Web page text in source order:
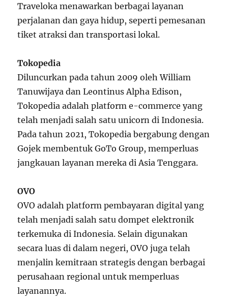
Traveloka menawarkan berbagai layanan
perjalanan dan gaya hidup, seperti pemesanan
tiket atraksi dan transportasi lokal.
Tokopedia
Diluncurkan pada tahun 2009 oleh William
Tanuwijaya dan Leontinus Alpha Edison,
Tokopedia adalah platform e-commerce yang
telah menjadi salah satu unicorn di Indonesia.
Pada tahun 2021, Tokopedia bergabung dengan
Gojek membentuk GoTo Group, memperluas
jangkauan layanan mereka di Asia Tenggara.
OVO
OVO adalah platform pembayaran digital yang
telah menjadi salah satu dompet elektronik
terkemuka di Indonesia. Selain digunakan
secara luas di dalam negeri, OVO juga telah
menjalin kemitraan strategis dengan berbagai
perusahaan regional untuk memperluas
layanannya.